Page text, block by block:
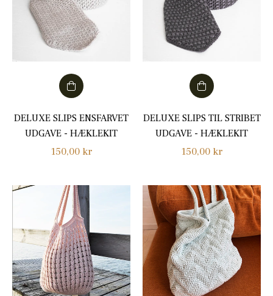
DELUXE SLIPS ENSFARVET
UDGAVE - HÆKLEKIT
Normalpris
150,00 kr
DELUXE SLIPS TIL STRIBET
UDGAVE - HÆKLEKIT
Normalpris
150,00 kr